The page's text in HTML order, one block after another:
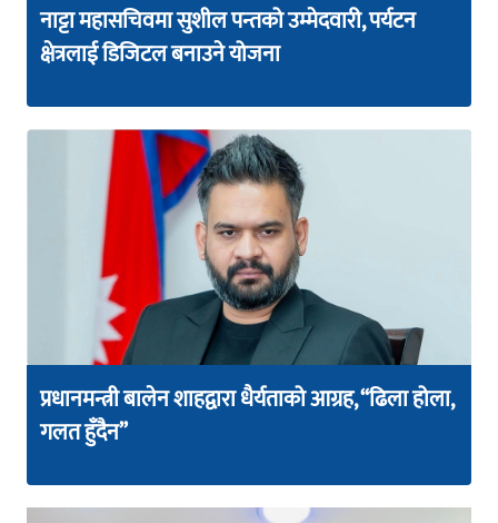
नाट्टा महासचिवमा सुशील पन्तको उम्मेदवारी, पर्यटन
क्षेत्रलाई डिजिटल बनाउने योजना
प्रधानमन्त्री बालेन शाहद्वारा धैर्यताको आग्रह, “ढिला होला,
गलत हुँदैन”